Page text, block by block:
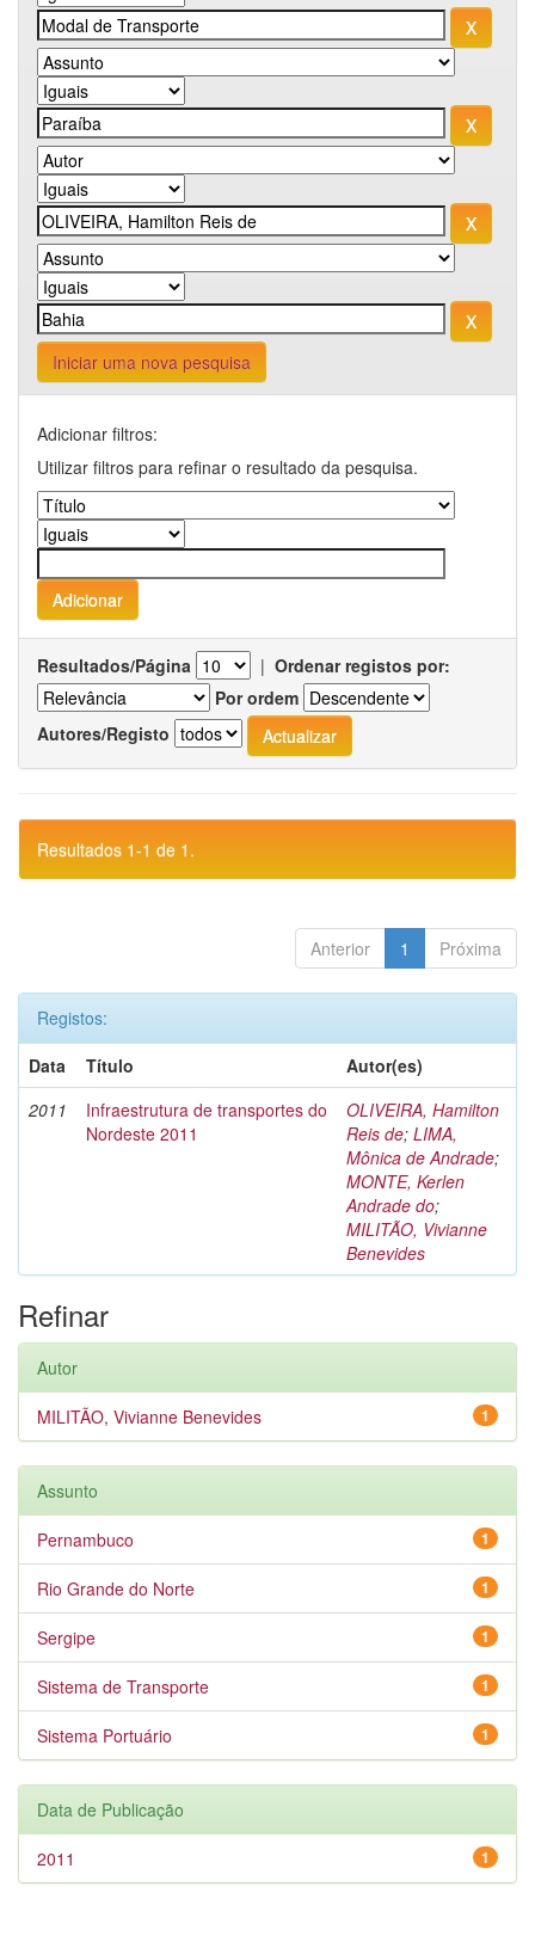
Iniciar uma nova pesquisa
Adicionar filtros:
Utilizar filtros para refinar o resultado da pesquisa.
Resultados/Página | Ordenar registos por:
Por ordem
Autores/Registo
Resultados 1-1 de 1.
Anterior 1 Próxima
Registos:
Data
Título
Autor(es)
2011
Infraestrutura de transportes do
Nordeste 2011
OLIVEIRA, Hamilton
Reis de; LIMA,
Mônica de Andrade;
MONTE, Kerlen
Andrade do;
MILITÃO, Vivianne
Benevides
Refinar
Autor
1
MILITÃO, Vivianne Benevides
Assunto
1
Pernambuco
1
Rio Grande do Norte
1
Sergipe
1
Sistema de Transporte
1
Sistema Portuário
Data de Publicação
1
2011